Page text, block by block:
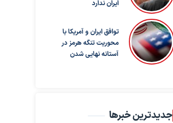
ایران ندارد
توافق ایران و آمریکا با
محوریت تنگه هرمز در
آستانه نهایی شدن
جدیدترین خبرها